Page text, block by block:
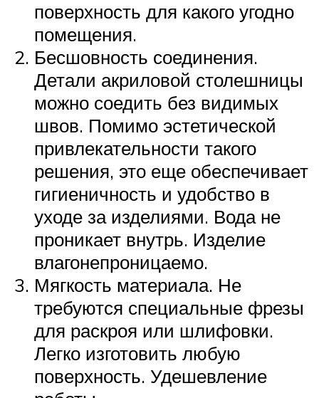
поверхность для какого угодно
помещения.
Бесшовность соединения.
Детали акриловой столешницы
можно соедить без видимых
швов. Помимо эстетической
привлекательности такого
решения, это еще обеспечивает
гигиеничность и удобство в
уходе за изделиями. Вода не
проникает внутрь. Изделие
влагонепроницаемо.
Мягкость материала. Не
требуются специальные фрезы
для раскроя или шлифовки.
Легко изготовить любую
поверхность. Удешевление